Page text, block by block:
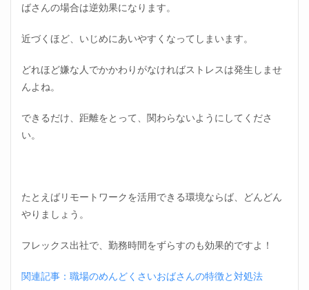
ばさんの場合は逆効果になります。
近づくほど、いじめにあいやすくなってしまいます。
どれほど嫌な人でかかわりがなければストレスは発生しませ
んよね。
できるだけ、距離をとって、関わらないようにしてくださ
い。
たとえばリモートワークを活用できる環境ならば、どんどん
やりましょう。
フレックス出社で、勤務時間をずらすのも効果的ですよ！
関連記事：職場のめんどくさいおばさんの特徴と対処法